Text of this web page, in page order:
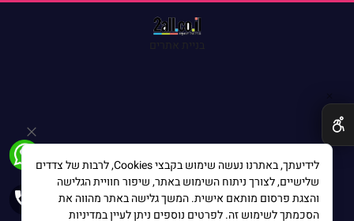
לידיעתך, באתרנו נעשה שימוש בקבצי Cookies, לרבות של צדדים
שלישיים, לצורך ניתוח השימוש באתר, שיפור חוויית הגלישה
והצגת פרסום מותאם אישית. המשך גלישה באתר מהווה את
הסכמתך לשימוש זה. לפרטים נוספים ניתן לעיין במדיניות